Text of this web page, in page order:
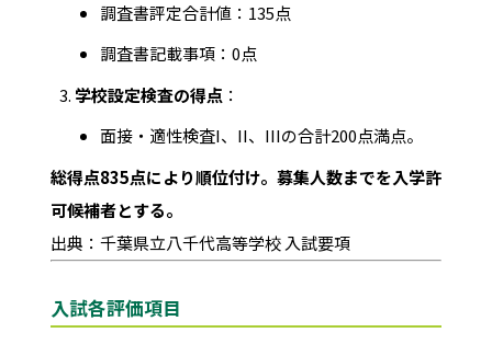
調査書評定合計値：135点
調査書記載事項：0点
学校設定検査の得点 ：
面接・適性検査I、II、IIIの合計200点満点。
総得点835点により順位付け。募集人数までを入学許
可候補者とする。
出典：千葉県立八千代高等学校 入試要項
入試各評価項目